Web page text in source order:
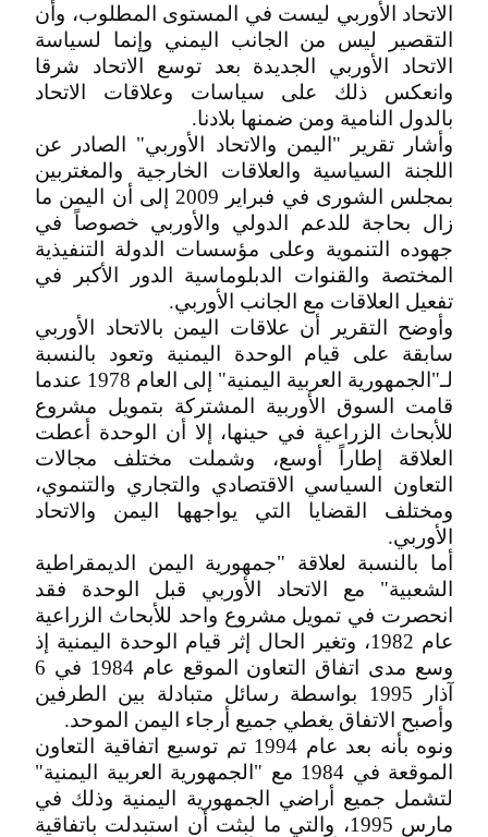
الاتحاد الأوربي ليست في المستوى المطلوب، وأن
التقصير ليس من الجانب اليمني وإنما لسياسة
الاتحاد الأوربي الجديدة بعد توسع الاتحاد شرقا
وانعكس ذلك على سياسات وعلاقات الاتحاد
بالدول النامية ومن ضمنها بلادنا.
وأشار تقرير "اليمن والاتحاد الأوربي" الصادر عن
اللجنة السياسية والعلاقات الخارجية والمغتربين
بمجلس الشورى في فبراير 2009 إلى أن اليمن ما
زال بحاجة للدعم الدولي والأوربي خصوصاً في
جهوده التنموية وعلى مؤسسات الدولة التنفيذية
المختصة والقنوات الدبلوماسية الدور الأكبر في
تفعيل العلاقات مع الجانب الأوربي.
وأوضح التقرير أن علاقات اليمن بالاتحاد الأوربي
سابقة على قيام الوحدة اليمنية وتعود بالنسبة
لـ"الجمهورية العربية اليمنية" إلى العام 1978 عندما
قامت السوق الأوربية المشتركة بتمويل مشروع
للأبحاث الزراعية في حينها، إلا أن الوحدة أعطت
العلاقة إطاراً أوسع، وشملت مختلف مجالات
التعاون السياسي الاقتصادي والتجاري والتنموي،
ومختلف القضايا التي يواجهها اليمن والاتحاد
الأوربي.
أما بالنسبة لعلاقة "جمهورية اليمن الديمقراطية
الشعبية" مع الاتحاد الأوربي قبل الوحدة فقد
انحصرت في تمويل مشروع واحد للأبحاث الزراعية
عام 1982، وتغير الحال إثر قيام الوحدة اليمنية إذ
وسع مدى اتفاق التعاون الموقع عام 1984 في 6
آذار 1995 بواسطة رسائل متبادلة بين الطرفين
وأصبح الاتفاق يغطي جميع أرجاء اليمن الموحد.
ونوه بأنه بعد عام 1994 تم توسيع اتفاقية التعاون
الموقعة في 1984 مع "الجمهورية العربية اليمنية"
لتشمل جميع أراضي الجمهورية اليمنية وذلك في
مارس 1995، والتي ما لبثت أن استبدلت باتفاقية